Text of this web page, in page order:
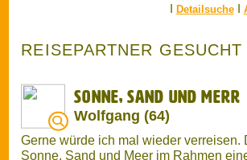
Gerne würde ich mal wieder verreisen.
Sonne, Sand und Meer im Rahmen eines
Pauschalurlaubs am liebsten, Ich bin aber
Städtereisen oder Kurztrips, auch mit dem